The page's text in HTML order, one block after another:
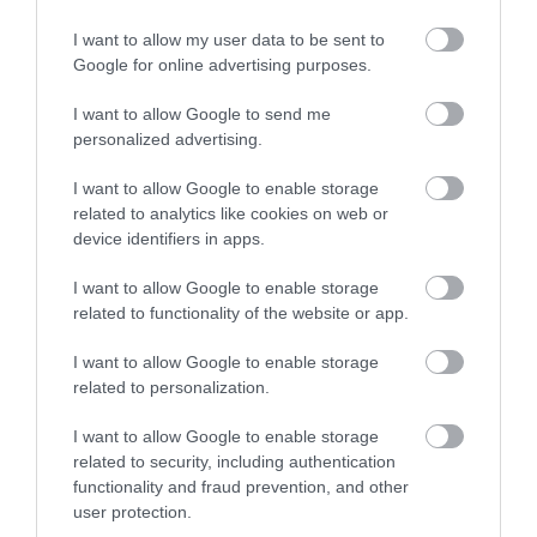
I want to allow my user data to be sent to
Google for online advertising purposes.
I want to allow Google to send me
personalized advertising.
I want to allow Google to enable storage
related to analytics like cookies on web or
device identifiers in apps.
I want to allow Google to enable storage
related to functionality of the website or app.
I want to allow Google to enable storage
related to personalization.
I want to allow Google to enable storage
related to security, including authentication
functionality and fraud prevention, and other
user protection.
Molnárné Tóth Erzsébet
2019. Július 1.
Figyelmes udvarias
kiszolgálás, már az ajtóban
Magyarországi inyenctálat
rendeltünk, hozzá finom borral.
Az étel finom volt, hozzáértő
kezek közül került ki. A cigány
zene kellemes hangulatot
Jelentés
Barátaink 14 órát utaztak
Hannover-ből hogy a